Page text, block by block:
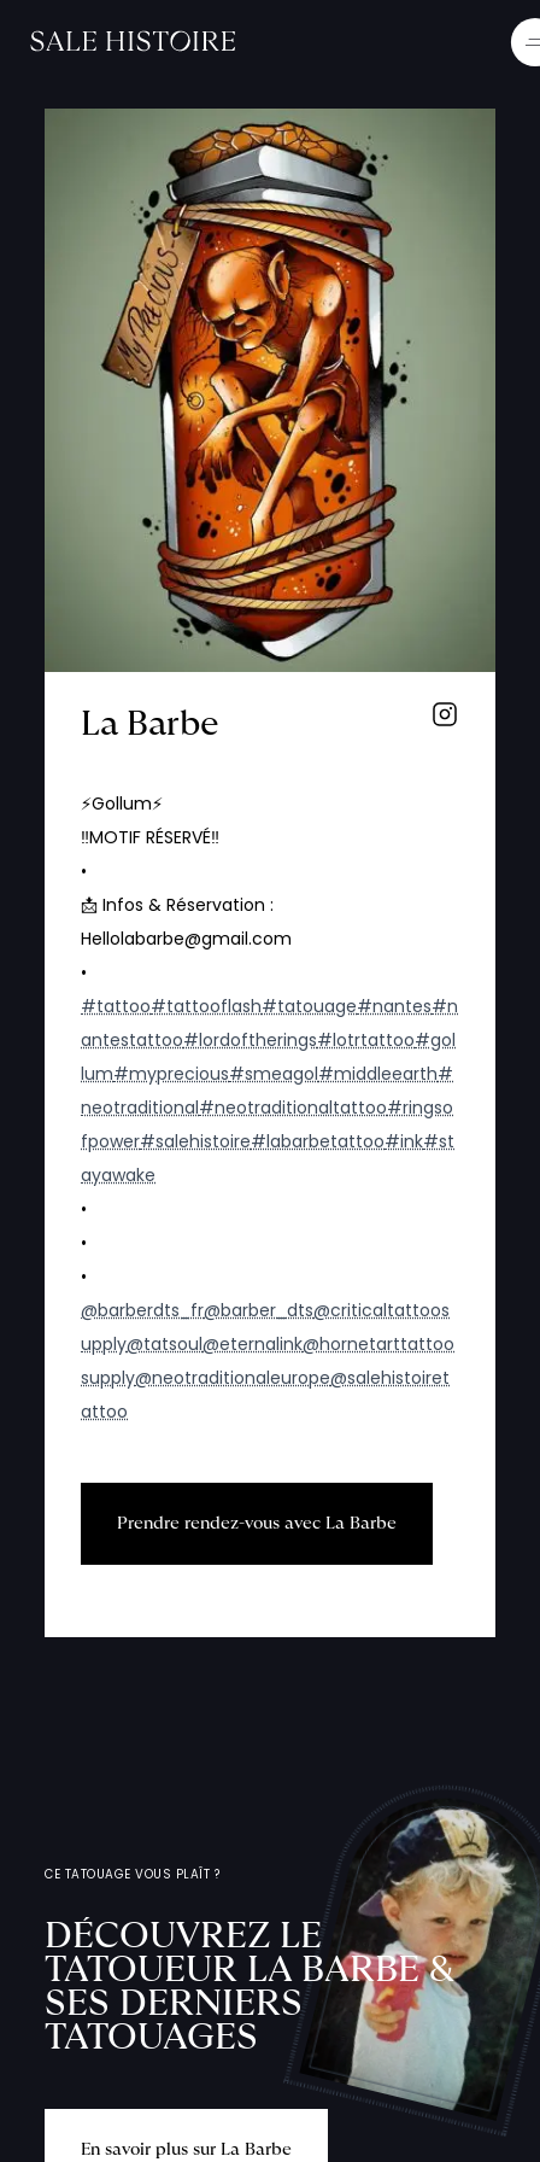
La Barbe
⚡️Gollum⚡️
‼️MOTIF RÉSERVÉ‼️
•
📩 Infos & Réservation :
Hellolabarbe@gmail.com
•
#tattoo#tattooflash#tatouage#nantes#n
antestattoo#lordoftherings#lotrtattoo#gol
lum#myprecious#smeagol#middleearth#
neotraditional#neotraditionaltattoo#ringso
fpower#salehistoire#labarbetattoo#ink#st
ayawake
•
•
•
@barberdts_fr@barber_dts@criticaltattoos
upply@tatsoul@eternalink@hornetarttattoo
supply@neotraditionaleurope@salehistoiret
attoo
Prendre rendez-vous avec La Barbe
CE TATOUAGE VOUS PLAÎT ?
DÉCOUVREZ LE
TATOUEUR LA BARBE &
SES DERNIERS
TATOUAGES
En savoir plus sur La Barbe